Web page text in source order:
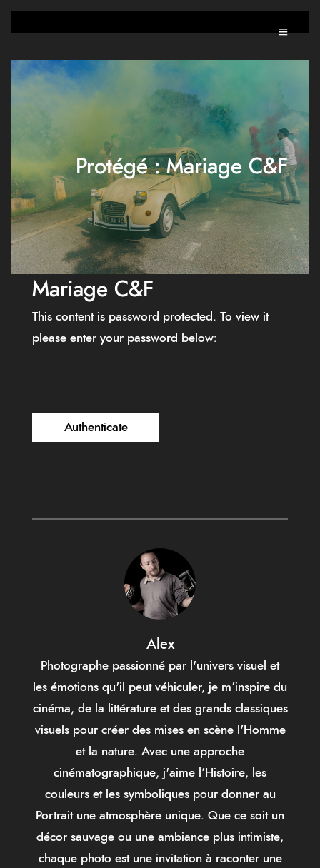
Protégé : Mariage C&F
Mariage C&F
This content is password protected. To view it
please enter your password below:
Alex
Photographe passionné par l'univers visuel et
les émotions qu'il peut véhiculer, je m’inspire du
cinéma, de la littérature et des grands classiques
visuels pour créer des mises en scène l'Homme
et la nature. Avec une approche
cinématographique, j'aime l’Histoire, les
couleurs et les symboliques pour donner au
Portrait une atmosphère unique. Que ce soit un
décor sauvage ou une ambiance plus intimiste,
chaque photo est une invitation à raconter une